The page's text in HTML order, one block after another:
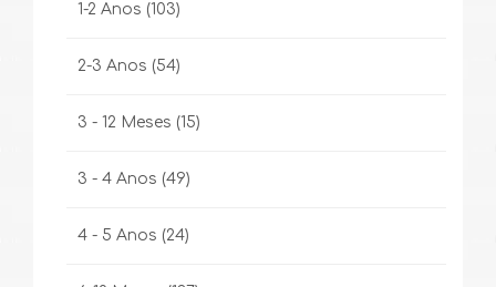
1-2 Anos (103)
2-3 Anos (54)
3 - 12 Meses (15)
3 - 4 Anos (49)
4 - 5 Anos (24)